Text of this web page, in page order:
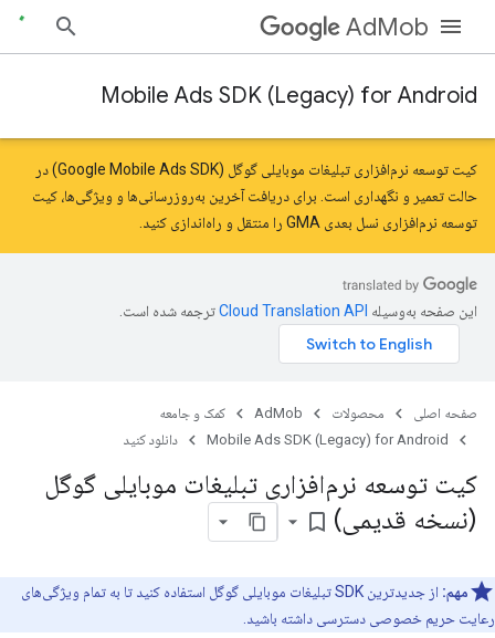
AdMob
Mobile Ads SDK (Legacy) for Android
کیت توسعه نرم‌افزاری تبلیغات موبایلی گوگل (Google Mobile Ads SDK) در
حالت تعمیر و نگهداری است. برای دریافت آخرین به‌روزرسانی‌ها و ویژگی‌ها، کیت
توسعه نرم‌افزاری نسل بعدی GMA را
منتقل و راه‌اندازی کنید.
این صفحه به‌وسیله ترجمه شده است.
صفحه اصلی محصولات AdMob
کمک و جامعه
Mobile Ads SDK (Legacy) for Android
دانلود کنید
کیت توسعه نرم‌افزاری تبلیغات موبایلی گوگل
(نسخه قدیمی) bookmark_border
مهم:
از جدیدترین SDK تبلیغات موبایلی گوگل استفاده کنید تا به تمام ویژگی‌های
رعایت حریم خصوصی دسترسی داشته باشید.